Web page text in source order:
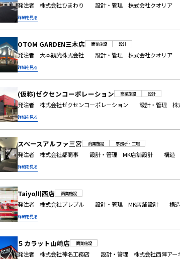
発注者 株式会社ひまわり 設計・管理 株式会社ク
詳細を見る
OTOM GARDEN三木店 商業施設 設計
発注者 大本観光株式会社 設計・管理 株式会社
詳細を見る
(仮称)ゼクセンコーポレーション 商業施設 設計
発注者 株式会社ゼクセンコーポレーション 設計・
詳細を見る
スペースアルファ三宮 商業施設 事務所・工場
発注者 株式会社都商事 設計・管理 MK店舗設計
詳細を見る
Taiyo川西店 商業施設
発注者 株式会社プレブル 設計・管理 MK店舗設
詳細を見る
５カラット山崎店 商業施設
発注者 株式会社神名工務店 設計・管理 株式会社